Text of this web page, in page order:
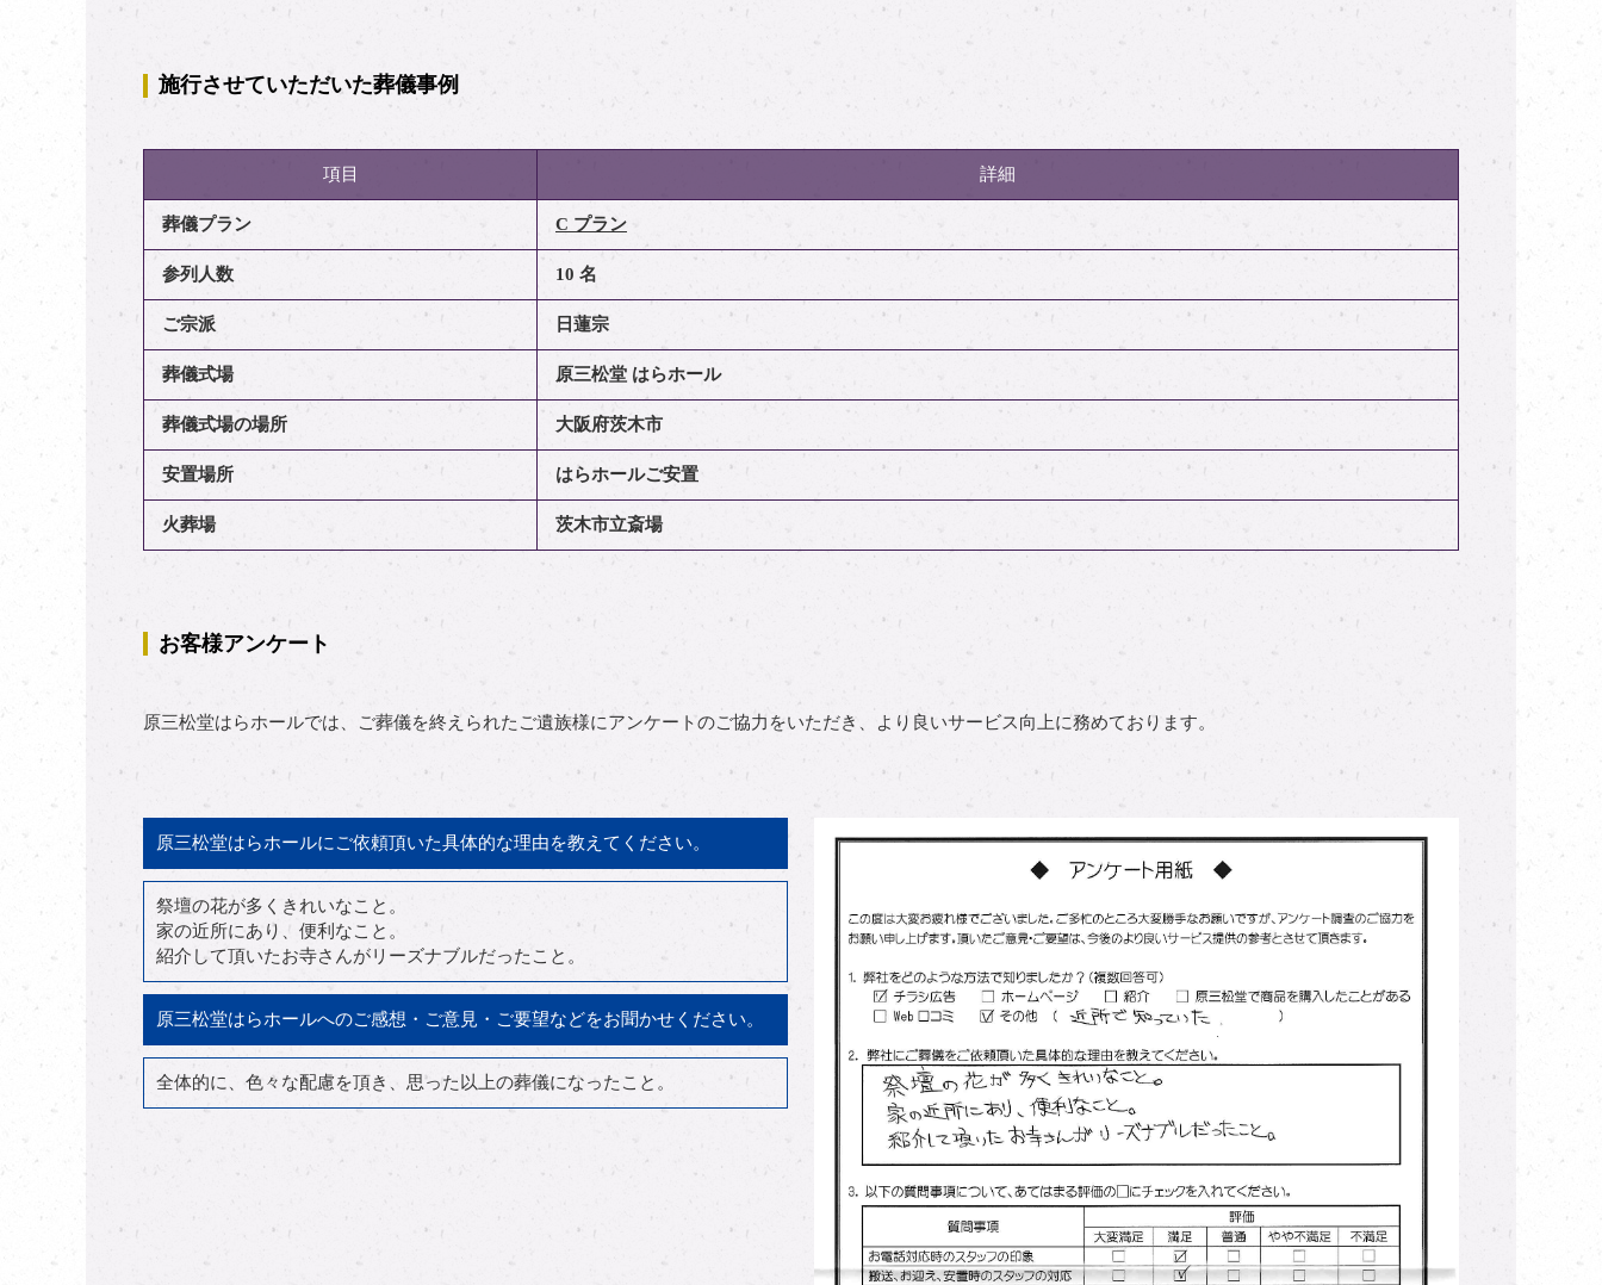
施行させていただいた葬儀事例
項目 詳細
葬儀プラン C プラン
参列人数 10 名
ご宗派 日蓮宗
葬儀式場 原三松堂 はらホール
葬儀式場の場所 大阪府茨木市
安置場所 はらホールご安置
火葬場 茨木市立斎場
お客様アンケート
原三松堂はらホールでは、ご葬儀を終えられたご遺族様にアンケートのご協力をいただき、より良いサービス向上に務めております。
原三松堂はらホールにご依頼頂いた具体的な理由を教えてください。
祭壇の花が多くきれいなこと。
家の近所にあり、便利なこと。
紹介して頂いたお寺さんがリーズナブルだったこと。
原三松堂はらホールへのご感想・ご意見・ご要望などをお聞かせください。
全体的に、色々な配慮を頂き、思った以上の葬儀になったこと。